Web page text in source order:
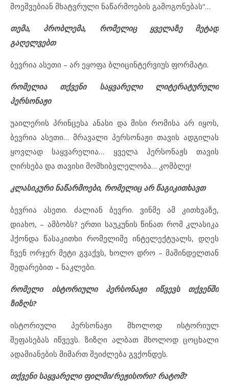
მოეშვებიან მხატვრული ნაწარმოების გამოგონებას“…
თემა, პრობლემა, რომელიც ყველაზე მეტად
გაღელვებთ
ბევრია ასეთი – არ ეყოფა ბლიცინტერვიუს ფორმატი.
რომელია თქვენი საყვარელი ლიტერატურული
პერსონაჟი
უაილერის პრინცესა ანასი და მისი რომისა არ იყოს,
ბევრია ასეთი… მრავალი პერსონაჟი თავის ადგილას
ყოვლად საყვარელია… ყველა პერსონაჟს თავის
ღირსება და თავისი მომხიბვლელობა… კომბლე!
კლასიკური ნაწარმოები, რომელიც არ წაგიკითხავთ
ბევრია ასეთი. ძალიან ბევრი. ვინმე ამ კითხვაზე,
დიახო, – ამბობს? ერთი საუკუნის წინათ რომ კლასიკა
ჰქონდა წასაკითხი რომელიმე ინტელექტუალს, დღეს
ჩვენ ორჯერ მეტი გვაქვს, ხოლო დრო – მაშინდელთან
შედარებით – ნაკლები.
რომელი ისტორიული პერსონაჟი იწვევს თქვენში
ზიზღს?
ისტორიული პერსონაჟი მხოლოდ ისტორიულ
შეფასებას იწვევს. ზიზღი ალბათ მხოლოდ ცოცხალი
ადამიანების მიმართ შეიძლება გვქონდეს.
თქვენი საყვარელი ფილმი/რეჟისორი? რატომ?